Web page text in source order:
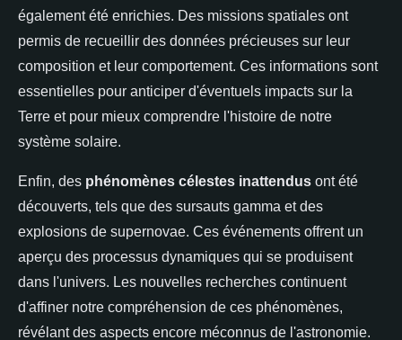
également été enrichies. Des missions spatiales ont
permis de recueillir des données précieuses sur leur
composition et leur comportement. Ces informations sont
essentielles pour anticiper d'éventuels impacts sur la
Terre et pour mieux comprendre l'histoire de notre
système solaire.
Enfin, des phénomènes célestes inattendus ont été
découverts, tels que des sursauts gamma et des
explosions de supernovae. Ces événements offrent un
aperçu des processus dynamiques qui se produisent
dans l'univers. Les nouvelles recherches continuent
d'affiner notre compréhension de ces phénomènes,
révélant des aspects encore méconnus de l'astronomie.